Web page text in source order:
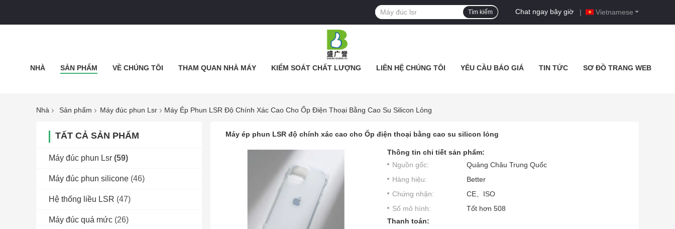
Vietnamese
Chat ngay bây giờ |
Tìm kiếm
NHÀ SẢN PHẨM VỀ CHÚNG TÔI THAM QUAN NHÀ MÁY KIỂM SOÁT CHẤT LƯỢNG LIÊN HỆ CHÚNG TÔI YÊU CẦU BÁO GIÁ TIN TỨC SƠ ĐỒ TRANG WEB
Nhà Sản phẩm Máy đúc phun Lsr Máy Ép Phun LSR Độ Chính Xác Cao Cho Ốp Điện Thoại Bằng Cao Su Silicon Lỏng
TẤT CẢ SẢN PHẨM
Máy đúc phun Lsr (59)
Máy đúc phun silicone (46)
Hệ thống liều LSR (47)
Máy đúc quá mức (26)
Máy ép phun LSR độ chính xác cao cho Ốp điện thoại bằng cao su silicon lỏng
Thông tin chi tiết sản phẩm:
Nguồn gốc:
Quảng Châu Trung Quốc
Hàng hiệu:
Better
Chứng nhận:
CE、ISO
Số mô hình:
Tốt hơn 508
Thanh toán: